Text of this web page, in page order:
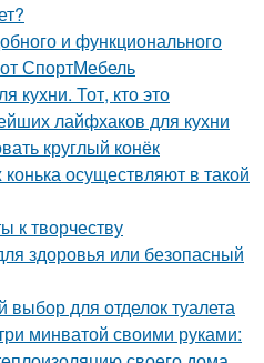
и функционального
СпортМебель
кухни. Тот, кто это
лайфхаков для кухни
круглый конёк
осуществляют в такой
к творчеству
здоровья или безопасный
для отделок туалета
минватой своими руками: